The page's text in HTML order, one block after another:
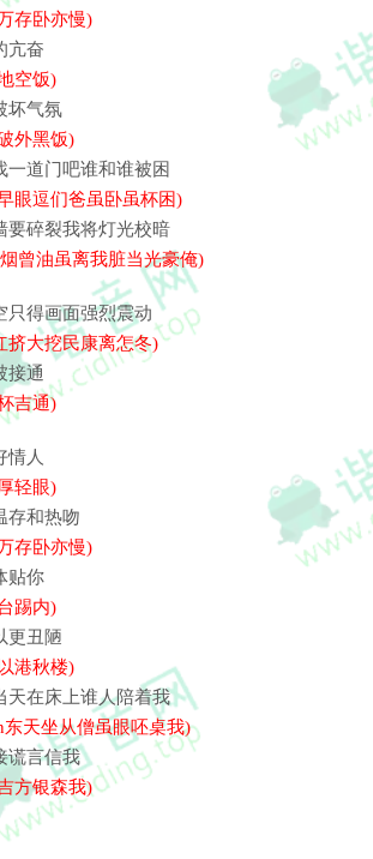
存卧亦慢)
亢奋
空饭)
坏气氛
外黑饭)
一道门吧谁和谁被困
眼逗们爸虽卧虽杯困)
要碎裂我将灯光校暗
曾油虽离我脏当光豪俺)
只得画面强烈震动
挤大挖民康离怎冬)
接通
吉通)
情人
轻眼)
存和热吻
存卧亦慢)
贴你
踢内)
更丑陋
港秋楼)
天在床上谁人陪着我
东天坐从僧虽眼呸桌我)
谎言信我
方银森我)